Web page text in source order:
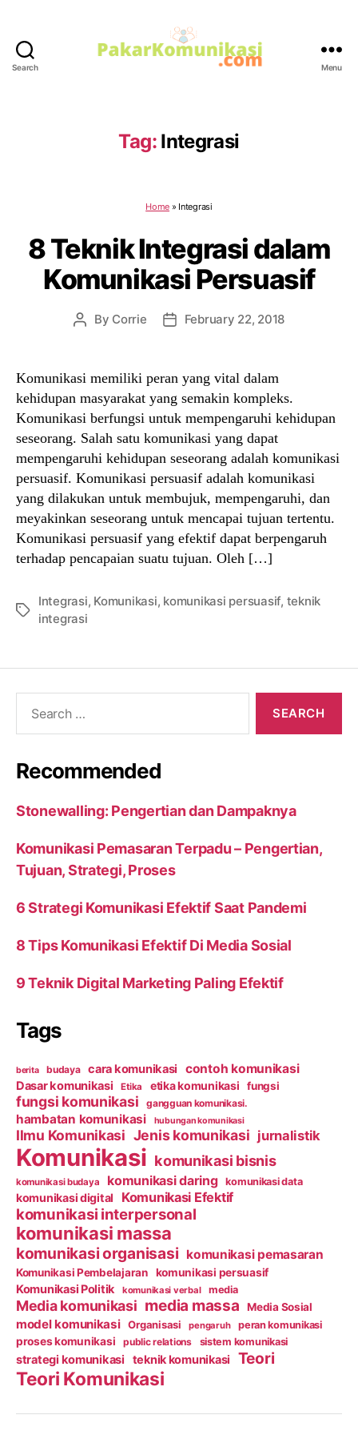
Search Menu
Tag: Integrasi
Home » Integrasi
8 Teknik Integrasi dalam
Komunikasi Persuasif
Post
By Corrie
PostFebruary 22, 2018
Komunikasi memiliki peran yang vital dalam
kehidupan masyarakat yang semakin kompleks.
Komunikasi berfungsi untuk mempengaruhi kehidupan
seseorang. Salah satu komunikasi yang dapat
mempengaruhi kehidupan seseorang adalah komunikasi
persuasif. Komunikasi persuasif adalah komunikasi
yang dilakukan untuk membujuk, mempengaruhi, dan
meyakinkan seseorang untuk mencapai tujuan tertentu.
Komunikasi persuasif yang efektif dapat berpengaruh
terhadap pencapaian suatu tujuan. Oleh […]
Tags
Integrasi, Komunikasi, komunikasi persuasif, teknik
integrasi
Recommended
Stonewalling: Pengertian dan Dampaknya
Komunikasi Pemasaran Terpadu – Pengertian,
Tujuan, Strategi, Proses
6 Strategi Komunikasi Efektif Saat Pandemi
8 Tips Komunikasi Efektif Di Media Sosial
9 Teknik Digital Marketing Paling Efektif
Tags
berita budaya cara komunikasi contoh komunikasi
Dasar komunikasi Etika etika komunikasi fungsi
fungsi komunikasi gangguan komunikasi.
hambatan komunikasi hubungan komunikasi
Ilmu Komunikasi Jenis komunikasi jurnalistik
Komunikasi komunikasi bisnis
komunikasi budaya komunikasi daring komunikasi data
komunikasi digital Komunikasi Efektif
komunikasi interpersonal
komunikasi massa
komunikasi organisasi komunikasi pemasaran
Komunikasi Pembelajaran komunikasi persuasif
Komunikasi Politik komunikasi verbal media
Media komunikasi media massa Media Sosial
model komunikasi Organisasi pengaruh peran komunikasi
proses komunikasi public relations sistem komunikasi
strategi komunikasi teknik komunikasi Teori
Teori Komunikasi